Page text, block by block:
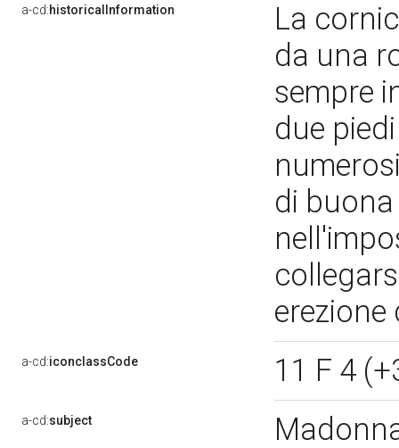
a-cd:historicalInformation
La
da una
sempre
due
di
a-cd:iconclassCode 11 F 4
a-cd:subject